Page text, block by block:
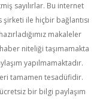
sayılırlar. Bu internet
ile hiçbir bağlantısı
makaleler
niteliği taşımamakta
yapılmamaktadır.
tamamen tesadüfidir.
bir bilgi paylaşım